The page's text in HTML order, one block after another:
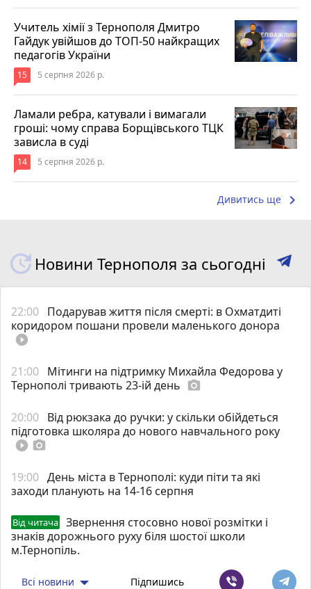
Учитель хімії з Тернополя Дмитро
Гайдук увійшов до ТОП-50 найкращих
педагогів України
15 5 серпня 2026 р.
Ламали ребра, катували і вимагали
гроші: чому справа Борщівського ТЦК
зависла в суді
14 5 серпня 2026 р.
Дивитись ще keyboard_arrow_right
Новини Тернополя за сьогодні
22:00 Подарував життя після смерті: в Охматдиті
коридором пошани провели маленького донора
play_circle_filled
21:00 Мітинги на підтримку Михайла Федорова у
Тернополі тривають 23-ій день photo_camera
20:00 Від рюкзака до ручки: у скільки обійдеться
підготовка школяра до нового навчального року
play_circle_filled photo_camera
19:00 День міста в Тернополі: куди піти та які
заходи планують на 14-16 серпня
Від читача
Звернення стосовно нової розмітки і
знаків дорожнього руху біля шостої школи
м.Тернопіль.
Всі новини Підпишись